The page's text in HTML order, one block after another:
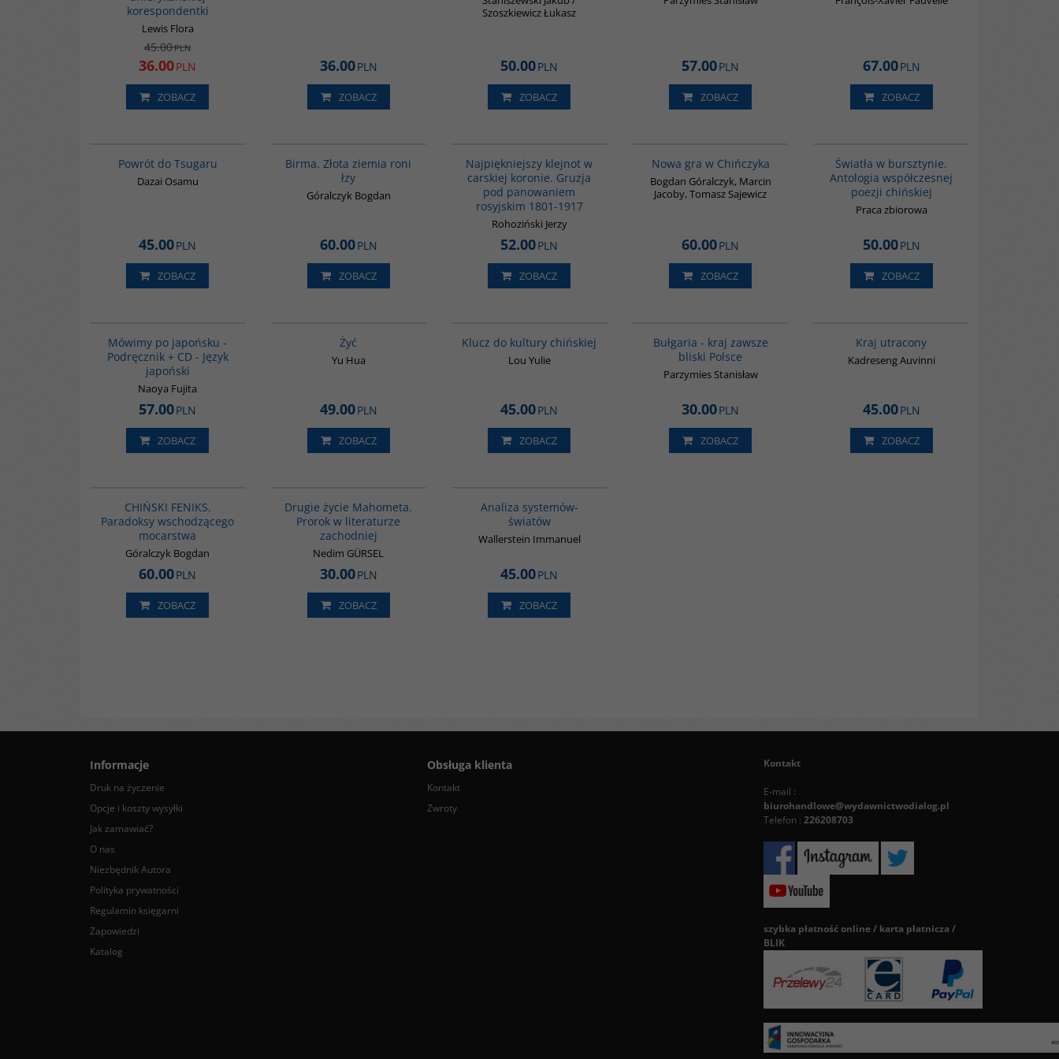
korespondentki
Lewis Flora
45.00PLN
36.00PLN
ZOBACZ
36.00PLN
ZOBACZ
Szoszkiewicz Łukasz
50.00PLN
ZOBACZ
57.00PLN
ZOBACZ
67.00PLN
ZOBACZ
Powrót do Tsugaru
Dazai Osamu
45.00PLN
ZOBACZ
Birma. Złota ziemia roni
łzy
Góralczyk Bogdan
60.00PLN
ZOBACZ
Najpiękniejszy klejnot w
carskiej koronie. Gruzja
pod panowaniem
rosyjskim 1801-1917
Rohoziński Jerzy
52.00PLN
ZOBACZ
Nowa gra w Chińczyka
Bogdan Góralczyk, Marcin
Jacoby, Tomasz Sajewicz
60.00PLN
ZOBACZ
Światła w bursztynie.
Antologia współczesnej
poezji chińskiej
Praca zbiorowa
50.00PLN
ZOBACZ
Mówimy po japońsku -
Podręcznik + CD - Język
japoński
Naoya Fujita
57.00PLN
ZOBACZ
Żyć
Yu Hua
49.00PLN
ZOBACZ
Klucz do kultury chińskiej
Lou Yulie
45.00PLN
ZOBACZ
Bułgaria - kraj zawsze
bliski Polsce
Parzymies Stanisław
30.00PLN
ZOBACZ
Kraj utracony
Kadreseng Auvinni
45.00PLN
ZOBACZ
CHIŃSKI FENIKS.
Paradoksy wschodzącego
mocarstwa
Góralczyk Bogdan
60.00PLN
ZOBACZ
Drugie życie Mahometa.
Prorok w literaturze
zachodniej
Nedim GÜRSEL
30.00PLN
ZOBACZ
Analiza systemów-
światów
Wallerstein Immanuel
45.00PLN
ZOBACZ
Informacje
Druk na życzenie
Opcje i koszty wysyłki
Jak zamawiać?
O nas
Niezbędnik Autora
Polityka prywatności
Regulamin księgarni
Zapowiedzi
Katalog
Obsługa klienta
Kontakt
Zwroty
Kontakt
E-mail :
biurohandlowe@wydawnictwodialog.pl
Telefon : 226208703
szybka płatność online / karta płatnicza /
BLIK